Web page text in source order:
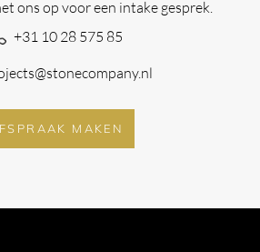
ons op voor een intake gesprek.
+31 10 28 575 85
MAKEN